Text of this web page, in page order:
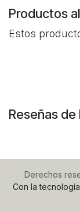
Productos
Estos
Reseñas
Derechos
Con la